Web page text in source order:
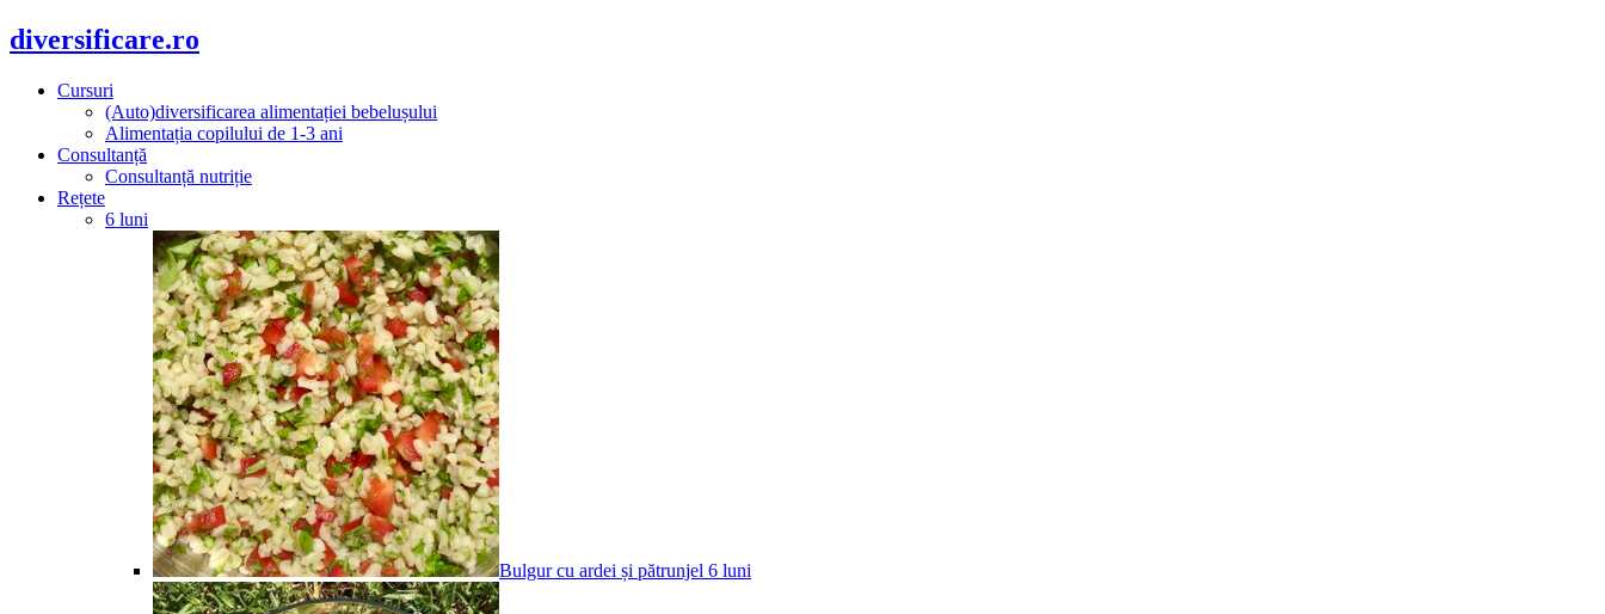
diversificare.ro
Cursuri
(Auto)diversificarea alimentației bebelușului
Alimentația copilului de 1-3 ani
Consultanță
Consultanță nutriție
Rețete
6 luni
Bulgur cu ardei și pătrunjel 6 luni